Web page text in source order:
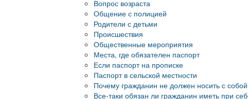
Вопрос возраста
Общение с полицией
Родители с детьми
Происшествия
Общественные мероприятия
Места, где обязателен паспорт
Если паспорт на прописке
Паспорт в сельской местности
Почему гражданин не должен носить с
Все-таки обязан ли гражданин иметь при